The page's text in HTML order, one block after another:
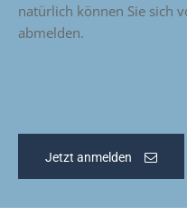
natürlich können Sie sich
abmelden.
Jetzt anmelden